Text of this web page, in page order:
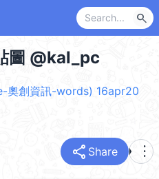
search
圖 @kal_pc
奧創資訊-words) 16apr20
share Share more_vert